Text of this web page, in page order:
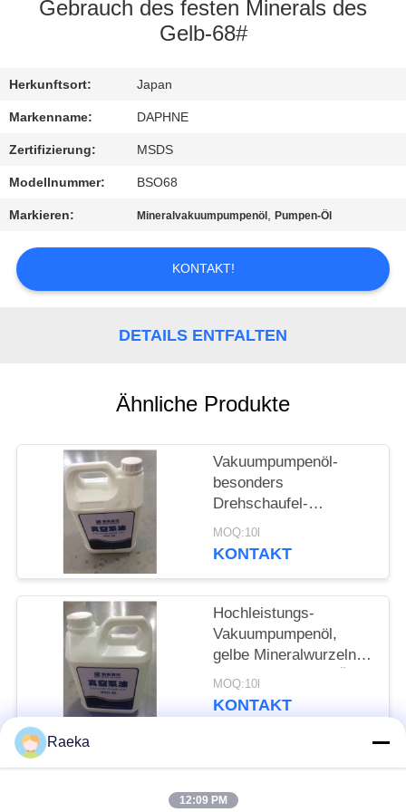
UNS
BITTE UM
EIN
ANGEBOT
BAOSI
COMPRESSOR
DATENSCHUTZRICHTLINIE
Gebrauch des festen Minerals des
Gelb-68#
Herkunftsort: Japan
Markenname: DAPHNE
Zertifizierung: MSDS
Modellnummer: BSO68
Markieren: Mineralvakuumpumpenöl ,Pumpen-Öl
KONTAKT!
DETAILS ENTFALTEN
Ähnliche Produkte
Vakuumpumpenöl-
besonders
Drehschaufel-
Vakuumpumpe-
Gebrauch des festen
MOQ:10l
KONTAKT
Hochleistungs-
Vakuumpumpenöl,
gelbe Mineralwurzeln
46#/Förderpumpe-Öl
MOQ:10l
KONTAKT
Raeka
12:09 PM